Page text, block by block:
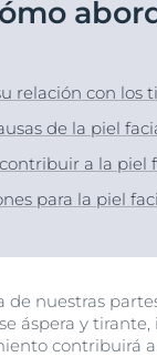
Solar
relación con los
de la piel
a la piel
para la piel
de nuestras
áspera y
contribuirá